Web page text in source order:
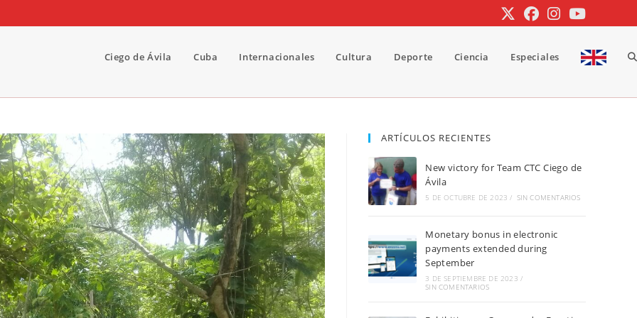
Ciego de Ávila Cuba Internacionales Cultura Deporte Ciencia Especiales
ARTÍCULOS RECIENTES
New victory for Team CTC Ciego de
Ávila
5 DE OCTUBRE DE 2023 / SIN COMENTARIOS
Monetary bonus in electronic
payments extended during
September
3 DE SEPTIEMBRE DE 2023 /
SIN COMENTARIOS